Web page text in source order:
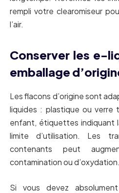
rempli votre clearomiseur
l’air.
Conserver les e-
emballage
Les flacons d’origine sont
liquides : plastique ou verre
enfant, étiquettes indiquant
limite d’utilisation. Les
contenants peut
contamination ou d’oxydation.
Si vous devez